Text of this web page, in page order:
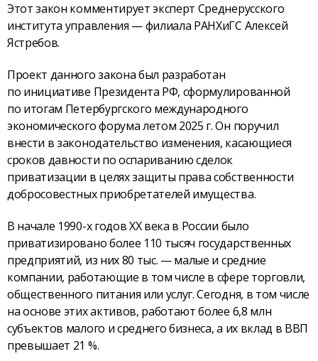
Этот закон комментирует эксперт Среднерусского
института управления — филиала РАНХиГС Алексей
Ястребов.
Проект данного закона был разработан
по инициативе Президента РФ, сформулированной
по итогам Петербургского международного
экономического форума летом 2025 г. Он поручил
внести в законодательство изменения, касающиеся
сроков давности по оспариванию сделок
приватизации в целях защиты права собственности
добросовестных приобретателей имущества.
В начале 1990-х годов XX века в России было
приватизировано более 110 тысяч государственных
предприятий, из них 80 тыс. — малые и средние
компании, работающие в том числе в сфере торговли,
общественного питания или услуг. Сегодня, в том числе
на основе этих активов, работают более 6,8 млн
субъектов малого и среднего бизнеса, а их вклад в ВВП
превышает 21 %.